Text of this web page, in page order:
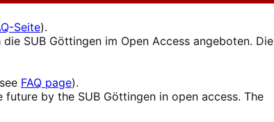
Seite).
SUB Göttingen im Open Access angeboten. Die
FAQ page).
by the SUB Göttingen in open access. The